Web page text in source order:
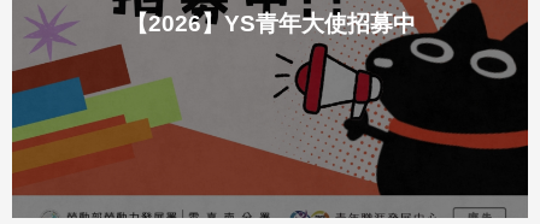
【2026】YS青年大使招募中